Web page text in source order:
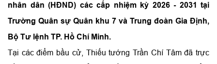
nhân dân (HĐND) các cấp nhiệm kỳ 2026 - 2031 tại
Trường Quân sự Quân khu 7 và Trung đoàn Gia Định,
Bộ Tư lệnh TP. Hồ Chí Minh.
Tại các điểm bầu cử, Thiếu tướng Trần Chí Tâm đã trực